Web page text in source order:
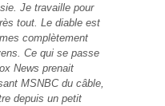
Je travaille pour
tout. Le diable est
complètement
Ce qui se passe
News prenait
MSNBC du câble,
depuis un petit